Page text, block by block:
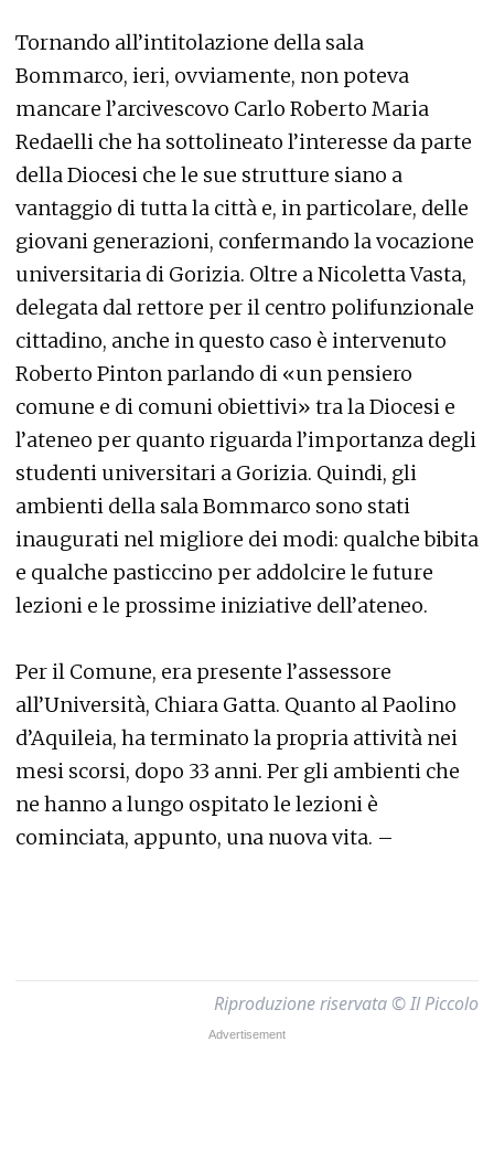
Tornando all’intitolazione della sala
Bommarco, ieri, ovviamente, non poteva
mancare l’arcivescovo Carlo Roberto Maria
Redaelli che ha sottolineato l’interesse da parte
della Diocesi che le sue strutture siano a
vantaggio di tutta la città e, in particolare, delle
giovani generazioni, confermando la vocazione
universitaria di Gorizia. Oltre a Nicoletta Vasta,
delegata dal rettore per il centro polifunzionale
cittadino, anche in questo caso è intervenuto
Roberto Pinton parlando di «un pensiero
comune e di comuni obiettivi» tra la Diocesi e
l’ateneo per quanto riguarda l’importanza degli
studenti universitari a Gorizia. Quindi, gli
ambienti della sala Bommarco sono stati
inaugurati nel migliore dei modi: qualche bibita
e qualche pasticcino per addolcire le future
lezioni e le prossime iniziative dell’ateneo.
Per il Comune, era presente l’assessore
all’Università, Chiara Gatta. Quanto al Paolino
d’Aquileia, ha terminato la propria attività nei
mesi scorsi, dopo 33 anni. Per gli ambienti che
ne hanno a lungo ospitato le lezioni è
cominciata, appunto, una nuova vita. –
Riproduzione riservata © Il Piccolo